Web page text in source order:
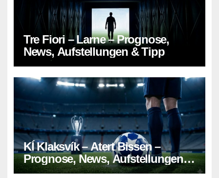
Tre Fiori – Larne – Prognose,
News, Aufstellungen & Tipp
KÍ Klaksvík – Atert Bissen –
Prognose, News, Aufstellungen &
Tipp